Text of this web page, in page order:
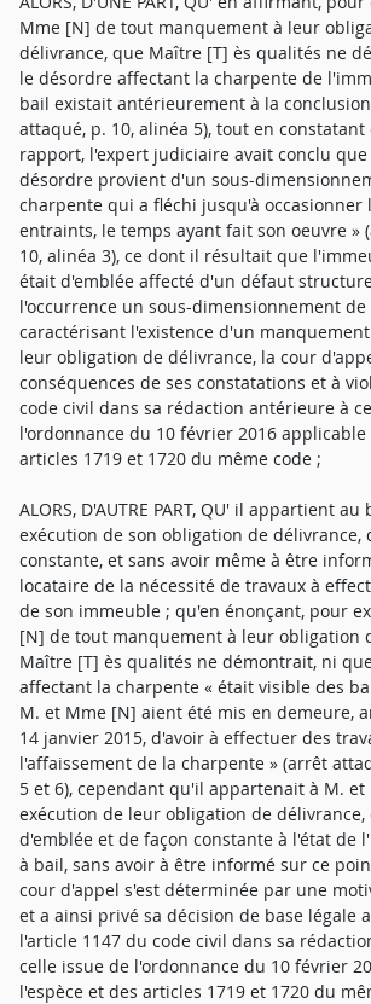
Mme [N] de tout manquement à leur
délivrance, que Maître [T] ès qualités ne
le désordre affectant la charpente de
bail existait antérieurement à la
attaqué, p. 10, alinéa 5), tout en constatant
rapport, l'expert judiciaire avait conclu
désordre provient d'un sous-
charpente qui a fléchi jusqu'à occasionner
entraints, le temps ayant fait son oeuvre »
10, alinéa 3), ce dont il résultait que
était d'emblée affecté d'un défaut
l'occurrence un sous-dimensionnement
caractérisant l'existence d'un
leur obligation de délivrance, la cour
conséquences de ses constatations et à
code civil dans sa rédaction antérieure à
l'ordonnance du 10 février 2016 applicable
articles 1719 et 1720 du même code ;
ALORS, D'AUTRE PART, QU' il appartient
exécution de son obligation de délivrance,
constante, et sans avoir même à être
locataire de la nécessité de travaux à
de son immeuble ; qu'en énonçant, pour
[N] de tout manquement à leur obligation
Maître [T] ès qualités ne démontrait, ni
affectant la charpente « était visible des
M. et Mme [N] aient été mis en demeure,
14 janvier 2015, d'avoir à effectuer des
l'affaissement de la charpente » (arrêt
5 et 6), cependant qu'il appartenait à M. et
exécution de leur obligation de délivrance,
d'emblée et de façon constante à l'état de
à bail, sans avoir à être informé sur ce
cour d'appel s'est déterminée par une
et a ainsi privé sa décision de base légale
l'article 1147 du code civil dans sa
celle issue de l'ordonnance du 10 février
l'espèce et des articles 1719 et 1720 du